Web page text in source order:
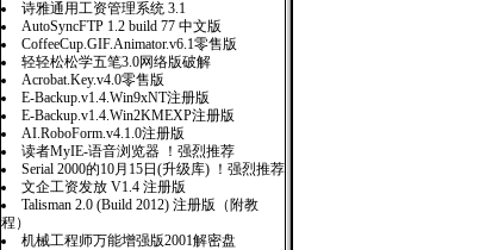
诗雅通用工资管理系统 3.1
AutoSyncFTP 1.2 build 77 中文版
CoffeeCup.GIF.Animator.v6.1零售版
轻轻松松学五笔3.0网络版破解
Acrobat.Key.v4.0零售版
E-Backup.v1.4.Win9xNT注册版
E-Backup.v1.4.Win2KMEXP注册版
AI.RoboForm.v4.1.0注册版
读者MyIE-语音浏览器 ！强烈推荐
Serial 2000的10月15日(升级库) ！强烈推荐
文企工资发放 V1.4 注册版
Talisman 2.0 (Build 2012) 注册版（附教
程）
机械工程师万能增强版2001解密盘